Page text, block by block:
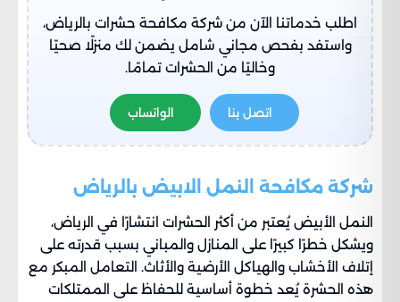
اطلب خدماتنا الآن من شركة مكافحة حشرات بالرياض،
واستفد بفحص مجاني شامل يضمن لك منزلًا صحيًا
وخاليًا من الحشرات تمامًا.
اتصل بنا الواتساب
شركة مكافحة النمل الابيض بالرياض
النمل الأبيض يُعتبر من أكثر الحشرات انتشارًا في الرياض،
ويشكل خطرًا كبيرًا على المنازل والمباني بسبب قدرته على
إتلاف الأخشاب والهياكل الأرضية والأثاث. التعامل المبكر مع
هذه الحشرة يُعد خطوة أساسية للحفاظ على الممتلكات